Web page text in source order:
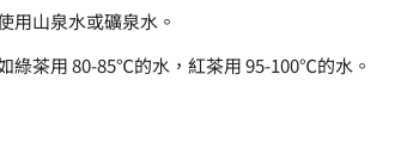
用山泉水或礦泉水。
綠茶用 80-85℃的水，紅茶用 95-100℃的水。